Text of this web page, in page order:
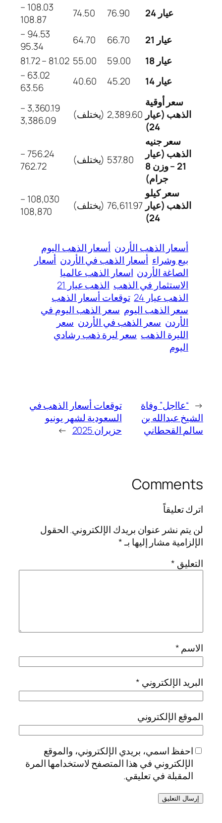
عيار 24
76.90
74.50
108.03 –
108.87
عيار 21
66.70
64.70
94.53 –
95.34
عيار 18
59.00
55.00
81.02 – 81.72
عيار 14
45.20
40.60
63.02 –
63.56
سعر أوقية
الذهب (عيار
24)
2,389.60 (يختلف)
3,360.19 –
3,386.09
سعر جنيه
الذهب (عيار
21 – وزن 8
جرام)
537.80 (يختلف)
756.24 –
762.72
سعر كيلو
الذهب (عيار
24)
76,611.97 (يختلف)
108,030 –
108,870
أسعار الذهب الأردن أسعار الذهب اليوم
بيع وشراء أسعار الذهب في الأردن أسعار
الصاغة الأردن اسعار الذهب عالميا
الاستثمار في الذهب الذهب عيار 21
الذهب عيار 24
توقعات أسعار الذهب
سعر الذهب اليوم سعر الذهب اليوم في
الأردن سعر الذهب في الأردن سعر
الليرة الذهب سعر ليرة ذهب رشادي
اليوم
← “عااجل” وفاة
الشيخ عبدالله بن
سالم القحطاني
توقعات أسعار الذهب في
السعودية لشهر يونيو
حزيران 2025
→
Comments
اترك تعليقاً
لن يتم نشر عنوان بريدك الإلكتروني.الحقول
الإلزامية مشار إليها بـ*
التعليق *
الاسم*
البريد الإلكتروني *
الموقع الإلكتروني
احفظ اسمي، بريدي الإلكتروني، والموقع
الإلكتروني في هذا المتصفح لاستخدامها المرة
المقبلة في تعليقي.